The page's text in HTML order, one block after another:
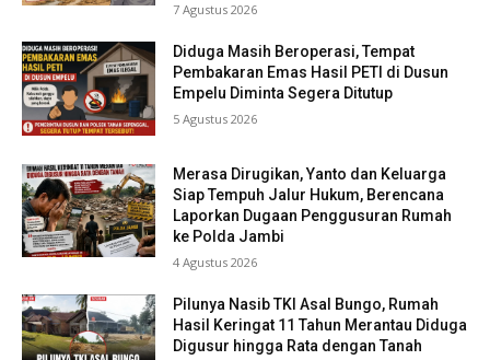
7 Agustus 2026
Diduga Masih Beroperasi, Tempat
Pembakaran Emas Hasil PETI di Dusun
Empelu Diminta Segera Ditutup
5 Agustus 2026
Merasa Dirugikan, Yanto dan Keluarga
Siap Tempuh Jalur Hukum, Berencana
Laporkan Dugaan Penggusuran Rumah
ke Polda Jambi
4 Agustus 2026
Pilunya Nasib TKI Asal Bungo, Rumah
Hasil Keringat 11 Tahun Merantau Diduga
Digusur hingga Rata dengan Tanah